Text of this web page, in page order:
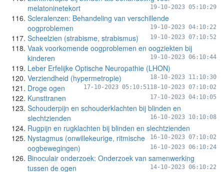
melatoninetekort
19-10-2023 05:10:29
Scleralenzen: Behandeling van verschillende
oogproblemen
19-10-2023 04:10:22
Scheelzien (strabisme, strabismus) 19-10-2023 07:10:52
Vaak voorkomende oogproblemen en oogziekten bij
kinderen
19-10-2023 06:10:44
Leber Erfelijke Optische Neuropathie (LHON)
18-10-2023 11:10:30
Verziendheid (hypermetropie)
18-10-2023 07:10:02
Droge ogen 17-10-2023 05:10:51
Kunsttranen 17-10-2023 04:10:05
Schouderpijn en schouderklachten bij blinden en
slechtzienden
16-10-2023 10:10:08
Rugpijn en rugklachten bij blinden en slechtzienden
16-10-2023 07:10:02
Nystagmus (onwillekeurige, ritmische
oogbewegingen)
16-10-2023 06:10:24
Binoculair onderzoek: Onderzoek van samenwerking
tussen de ogen
14-10-2023 06:10:22